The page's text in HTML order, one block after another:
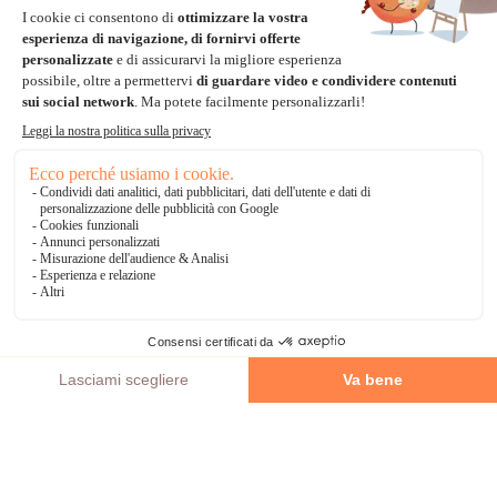
Paypal
Bonifico Bancario
3 volte senza tasse
*Soluzioni di consegna
Delivengo Domicilio Internazionale